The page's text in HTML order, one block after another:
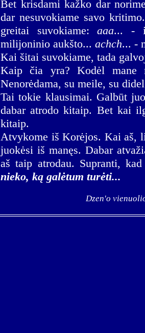
Bet krisdami kažko dar
dar nesuvokiame savo
greitai suvokiame:aaa... -
milijoninio aukšto... achch... -
Kai šitai suvokiame, tada
Kaip čia yra? Kodėl mane
Nenorėdama, su meile, su
Tai tokie klausimai. Galbūt
dabar atrodo kitaip. Bet kai
kitaip.
Atvykome iš Korėjos. Kai aš,
juokėsi iš manęs. Dabar
aš taip atrodau. Supranti,
nieko, ką galėtum turėti...
Dzen'o